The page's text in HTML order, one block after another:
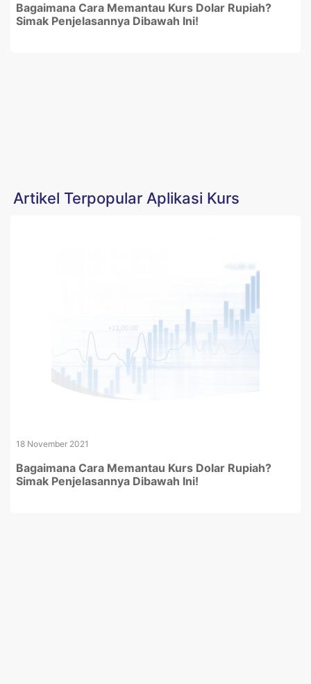
Bagaimana Cara Memantau Kurs Dolar Rupiah?
Simak Penjelasannya Dibawah Ini!
Artikel Terpopular Aplikasi Kurs
18 November 2021
Bagaimana Cara Memantau Kurs Dolar Rupiah?
Simak Penjelasannya Dibawah Ini!